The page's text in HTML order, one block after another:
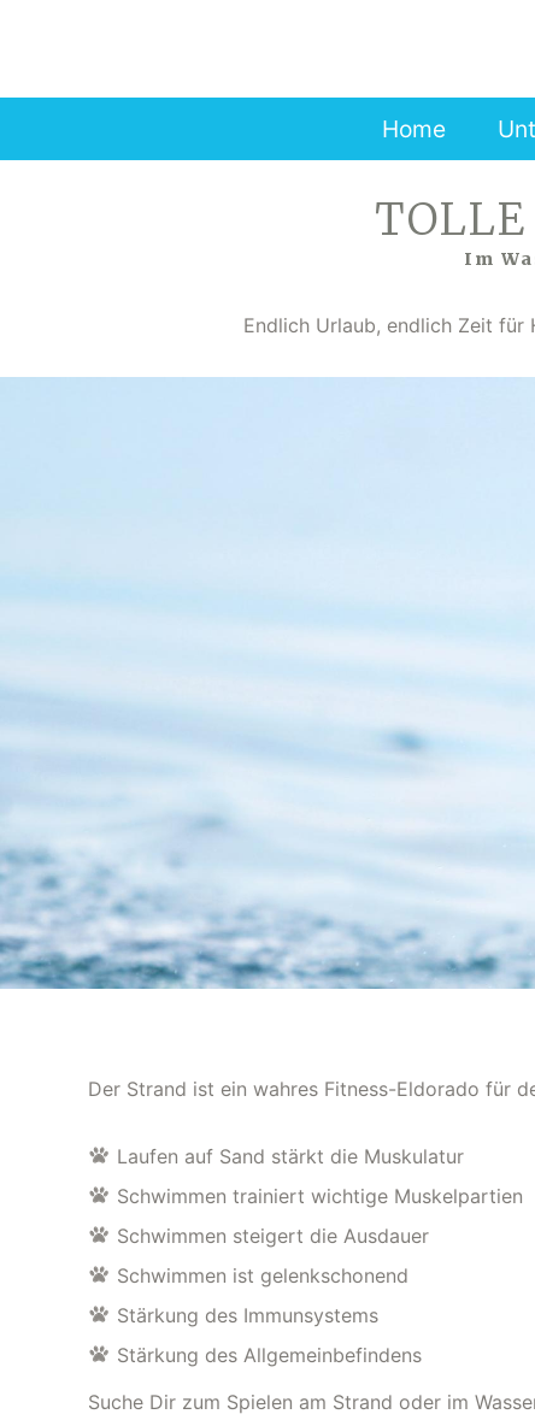
Home
Im
Endlich Urlaub, endlich Zeit für
Der Strand ist ein wahres Fitness-Eldorado für
Laufen auf Sand stärkt die Muskulatur
Schwimmen trainiert wichtige Muskelpartien
Schwimmen steigert die Ausdauer
Schwimmen ist gelenkschonend
Stärkung des Immunsystems
Stärkung des Allgemeinbefindens
Suche Dir zum Spielen am Strand oder im